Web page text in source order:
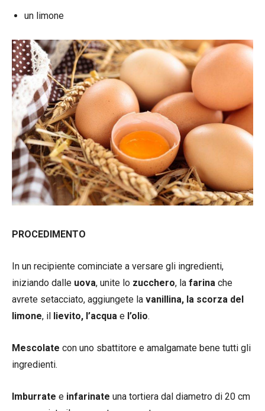
un limone
PROCEDIMENTO
In un recipiente cominciate a versare gli ingredienti,
iniziando dalle uova, unite lo zucchero, la farina che
avrete setacciato, aggiungete la vanillina, la scorza del
limone, il lievito, l’acqua e l’olio.
Mescolate con uno sbattitore e amalgamate bene tutti gli
ingredienti.
Imburrate e infarinate una tortiera dal diametro di 20 cm